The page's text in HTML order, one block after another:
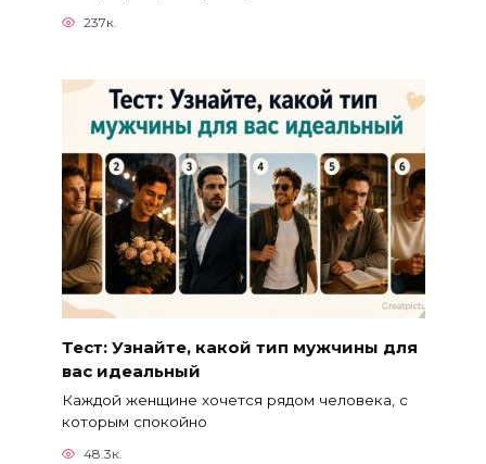
237к.
Тест: Узнайте, какой тип мужчины для
вас идеальный
Каждой женщине хочется рядом человека, с
которым спокойно
48.3к.